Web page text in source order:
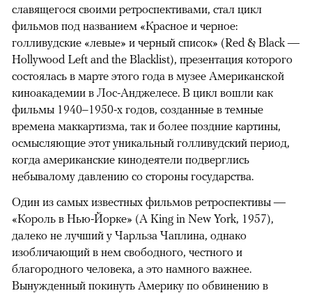
славящегося своими ретроспективами, стал цикл
фильмов под названием «Красное и черное:
голливудские «левые» и черный список» (Red & Black —
Hollywood Left and the Blacklist), презентация которого
состоялась в марте этого года в музее Американской
киноакадемии в Лос-Анджелесе. В цикл вошли как
фильмы 1940–1950-х годов, созданные в темные
времена маккартизма, так и более поздние картины,
осмысляющие этот уникальный голливудский период,
когда американские кинодеятели подверглись
небывалому давлению со стороны государства.
Один из самых известных фильмов ретроспективы —
«Король в Нью-Йорке» (A King in New York, 1957),
далеко не лучший у Чарльза Чаплина, однако
изобличающий в нем свободного, честного и
благородного человека, а это намного важнее.
Вынужденный покинуть Америку по обвинению в